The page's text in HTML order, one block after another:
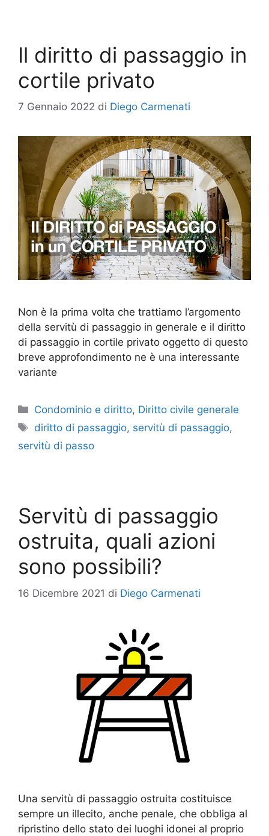
Il diritto di passaggio in
cortile privato
7 Gennaio 2022 di Diego Carmenati
Non è la prima volta che trattiamo l’argomento
della servitù di passaggio in generale e il diritto
di passaggio in cortile privato oggetto di questo
breve approfondimento ne è una interessante
variante
Categorie
Condominio e diritto, Diritto civile generale
Tag
diritto di passaggio, servitù di passaggio,
servitù di passo
Servitù di passaggio
ostruita, quali azioni
sono possibili?
16 Dicembre 2021 di Diego Carmenati
Una servitù di passaggio ostruita costituisce
sempre un illecito, anche penale, che obbliga al
ripristino dello stato dei luoghi idonei al proprio